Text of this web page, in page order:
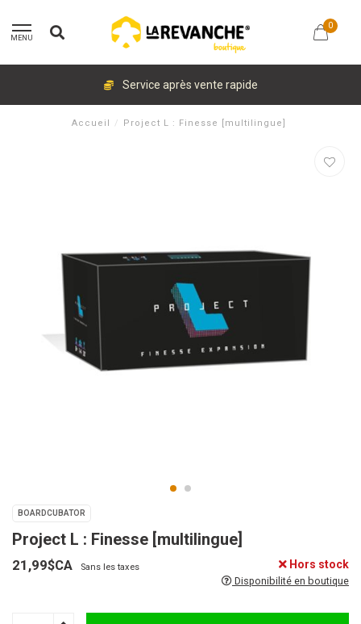
MENU
0
Service après vente rapide
Accueil / Project L : Finesse [multilingue]
BOARDCUBATOR
Project L : Finesse [multilingue]
21,99$CA Sans les taxes Hors stock
Disponibilité en boutique